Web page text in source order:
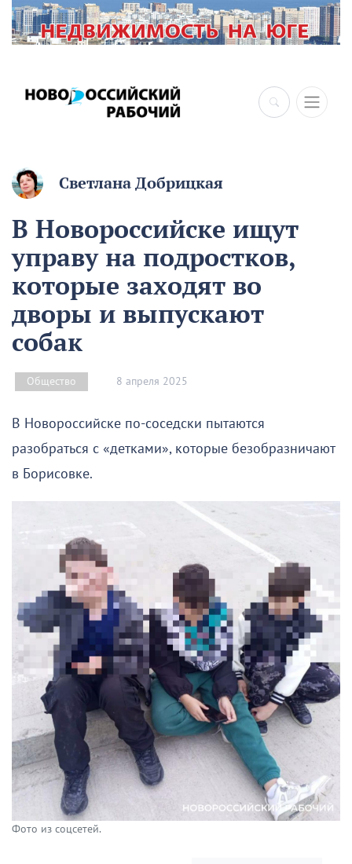
×
Светлана Добрицкая
В Новороссийске ищут
управу на подростков,
которые заходят во
дворы и выпускают
собак
Общество 8 апреля 2025
В Новороссийске по-соседски пытаются
разобраться с «детками», которые безобразничают
в Борисовке.
Фото из соцсетей.